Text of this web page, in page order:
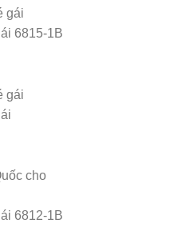
6815-1B
6812-1B